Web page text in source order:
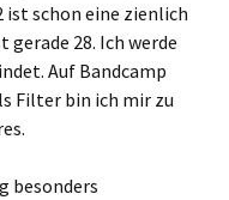
ist schon eine zienlich
gerade 28. Ich werde
Auf Bandcamp
Filter bin ich mir zu
besonders